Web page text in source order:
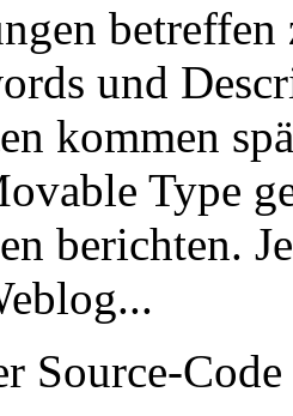
und
kommen
Type
berichten.
Source-